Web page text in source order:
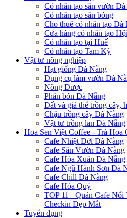
Cỏ nhân tạo sân vườn
Cỏ nhân tạo sân bóng
Cho thuê cỏ nhân tạo Đà
Cửa hàng cỏ nhân tạo
Cỏ nhân tạo tại Huế
Cỏ nhân tạo Tam Kỳ
Vật tư nông nghiệp
Hạt giống Đà Nẵng
Dụng cụ làm vườn Đà
Nông Dược
Phân bón Đà Nẵng
Đất và giá thể trồng cây,
Chậu trồng cây Đà Nẵng
Vật tư trồng lan Đà Nẵng
Hoa Sen Việt Coffee - Trà Hoa
Cafe Nhiệt Đới Đà Nẵng
Cafe Sân Vườn Đà Nẵng
Cafe Hòa Xuân Đà Nẵng
Cafe Ngũ Hành Sơn Đà
Cafe Chill Đà Nẵng
Cafe Hòa Quý
TOP 11+ Quán Cafe
Checkin Đẹp Mắt
Tuyển dụng